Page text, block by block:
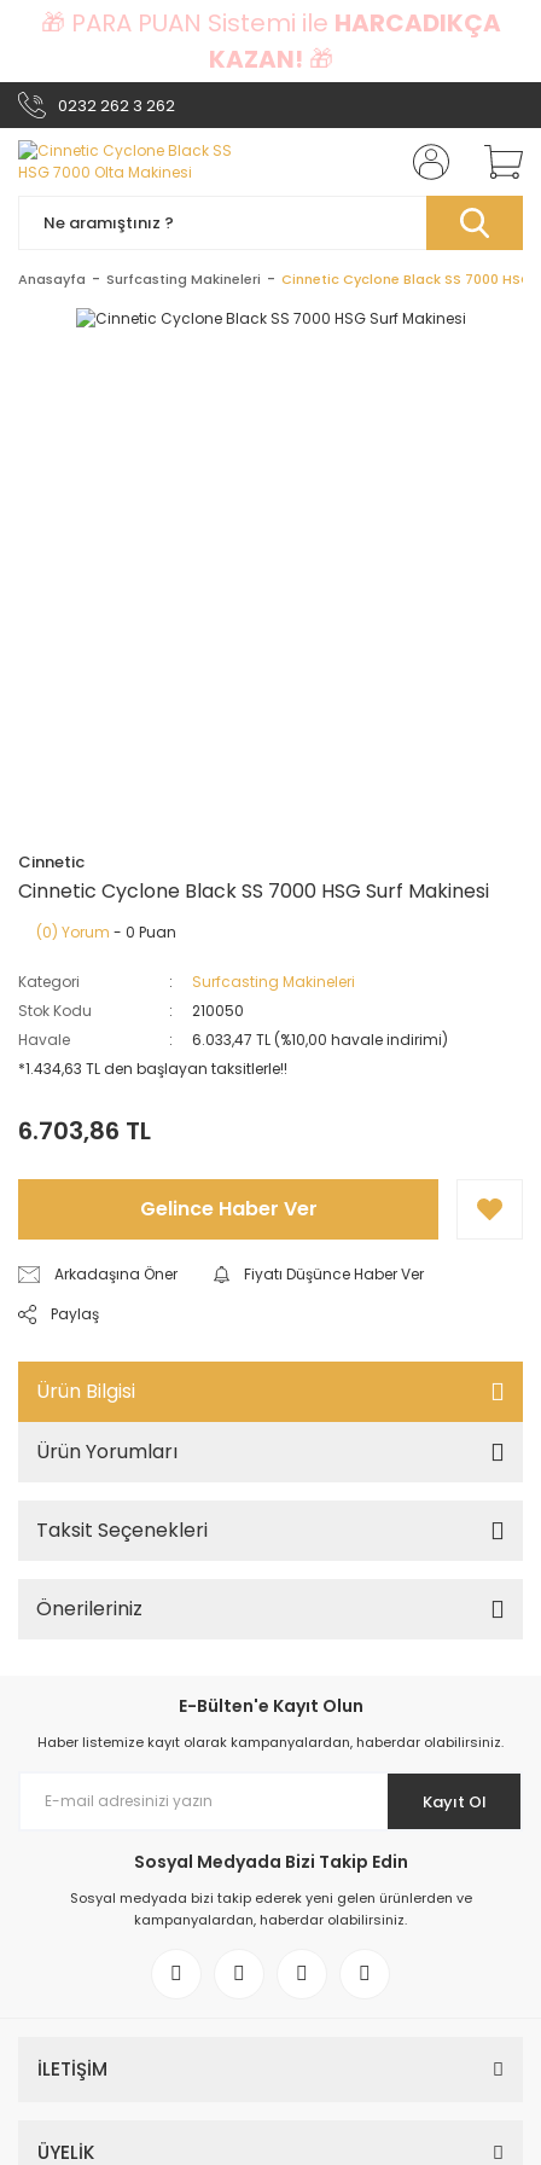
🎁 PARA PUAN Sistemi ile HARCADIKÇA
KAZAN! 🎁
0232 262 3 262
Anasayfa Surfcasting Makineleri Cinnetic Cyclone Black SS 7000 HSG
Cinnetic
Cinnetic Cyclone Black SS 7000 HSG Surf Makinesi
(0) Yorum - 0 Puan
Kategori
Surfcasting Makineleri
Stok Kodu
210050
Havale
6.033,47 TL (%10,00 havale indirimi)
*1.434,63 TL den başlayan taksitlerle!!
6.703,86 TL
Gelince Haber Ver
Arkadaşına Öner
Fiyatı Düşünce Haber Ver
Paylaş
Ürün Bilgisi
Ürün Yorumları
Taksit Seçenekleri
Önerileriniz
E-Bülten'e Kayıt Olun
Haber listemize kayıt olarak kampanyalardan, haberdar olabilirsiniz.
Kayıt Ol
Sosyal Medyada Bizi Takip Edin
Sosyal medyada bizi takip ederek yeni gelen ürünlerden ve
kampanyalardan, haberdar olabilirsiniz.
İLETİŞİM
ÜYELİK